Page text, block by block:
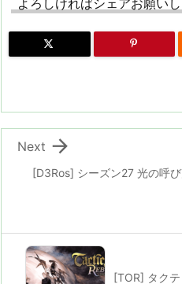
[D3Ros] シーズン27 光の呼

Next
[TOR] タク